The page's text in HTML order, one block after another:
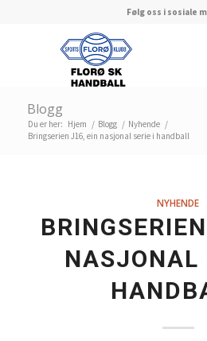
Følg oss i sosiale
Blogg
Du er her: Hjem / Blogg / Nyhende /
Bringserien J16, ein nasjonal serie i handball
NYHENDE
NASJONAL